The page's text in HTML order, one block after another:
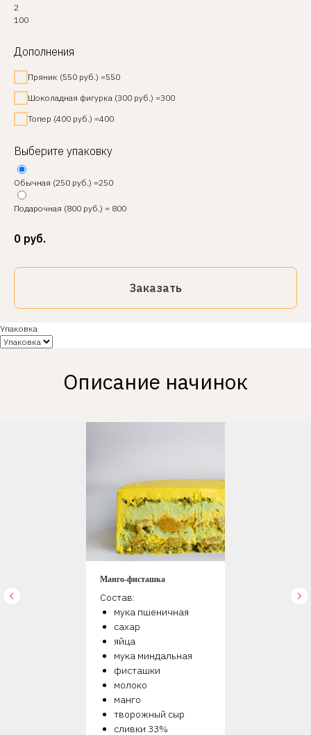
2
100
Дополнения
Пряник (550 руб.) =550
Шоколадная фигурка (300 руб.) =300
Топер (400 руб.) =400
Выберите упаковку
Обычная (250 руб.) =250
Подарочная (800 руб.) = 800
0 руб.
Заказать
Упаковка
Описание начинок
Манго-фисташка
Состав:
мука пшеничная
сахар
яйца
мука миндальная
фисташки
молоко
манго
творожный сыр
сливки 33%